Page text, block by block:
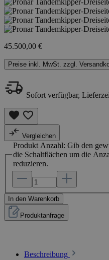
45.500,00 €
Preise inkl. MwSt. zzgl.
Sofort verfügbar,
Vergleichen
Produkt Anzahl: Gib den
die Schaltflächen um die
reduzieren.
In den Warenkorb
Produktanfrage
Beschreibung